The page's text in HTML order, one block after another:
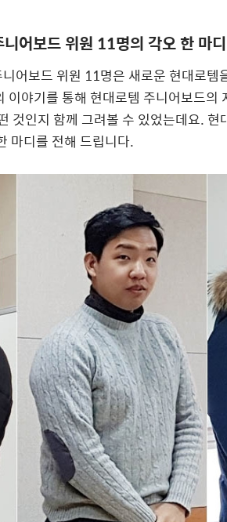
어보드 위원 11명의 각오 한 마디
어보드 위원 11명은 새로운 현대로템
이야기를 통해 현대로템 주니어보드의
것인지 함께 그려볼 수 있었는데요.
마디를 전해 드립니다.